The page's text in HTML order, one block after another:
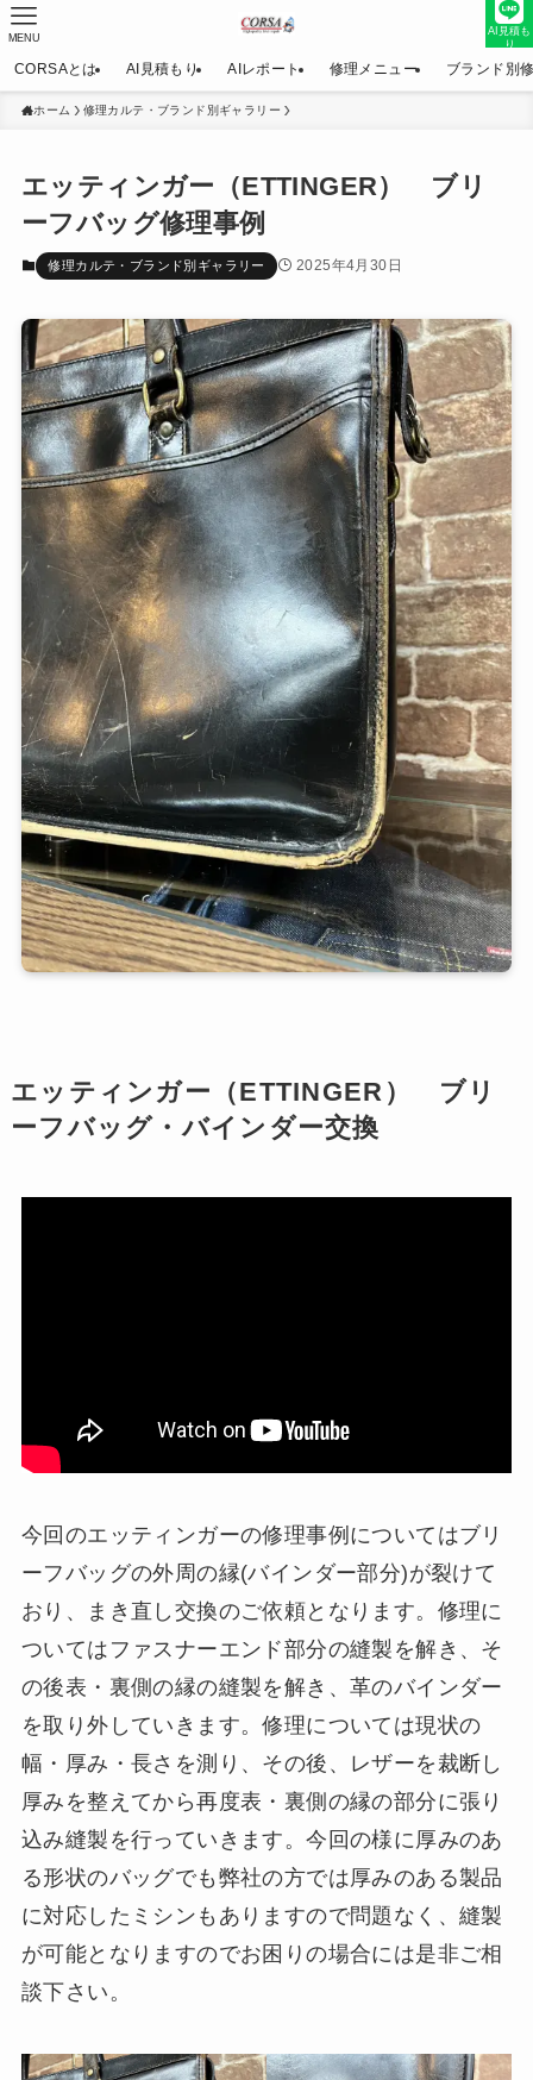
AI見積も
り
MENU
CORSAとは AI見積もり AIレポート 修理メニュー ブランド別
ホーム 修理カルテ・ブランド別ギャラリー
エッティンガー（ETTINGER） ブリ
ーフバッグ修理事例
修理カルテ・ブランド別ギャラリー 2025年4月30日
エッティンガー（ETTINGER） ブリ
ーフバッグ・バインダー交換
今回のエッティンガーの修理事例についてはブリ
ーフバッグの外周の縁(バインダー部分)が裂けて
おり、まき直し交換のご依頼となります。修理に
ついてはファスナーエンド部分の縫製を解き、そ
の後表・裏側の縁の縫製を解き、革のバインダー
を取り外していきます。修理については現状の
幅・厚み・長さを測り、その後、レザーを裁断し
厚みを整えてから再度表・裏側の縁の部分に張り
込み縫製を行っていきます。今回の様に厚みのあ
る形状のバッグでも弊社の方では厚みのある製品
に対応したミシンもありますので問題なく、縫製
が可能となりますのでお困りの場合には是非ご相
談下さい。